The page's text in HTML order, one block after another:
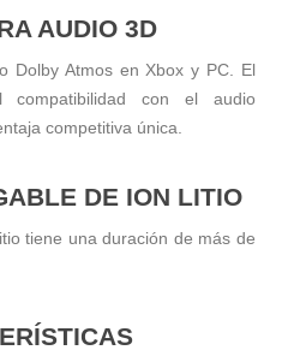
AUDIO 3D
Dolby Atmos en Xbox y PC. El
compatibilidad con el audio
competitiva única.
DE ION LITIO
tiene una duración de más de